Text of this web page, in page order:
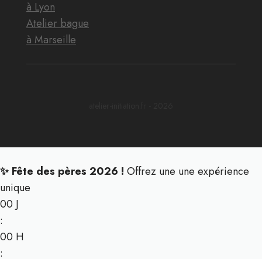
à Lyon
Atelier bague
à Marseille
✨ Fête des pères 2026 ! Offrez une une expérience
unique
00 J
:
00 H
: